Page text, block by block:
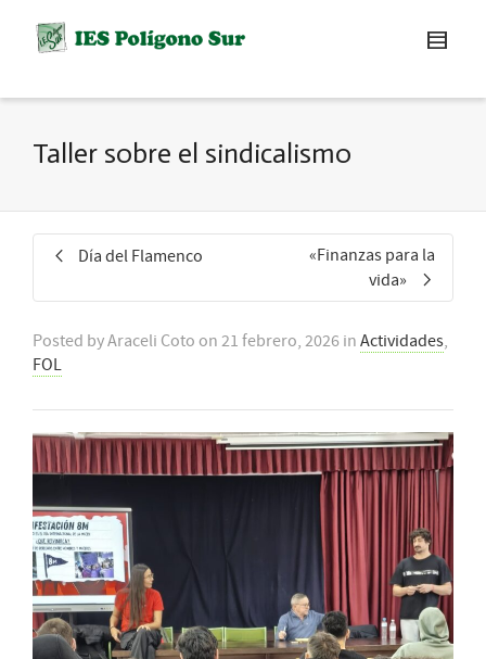
Taller sobre el sindicalismo
Día del Flamenco
«Finanzas para la
vida»
Posted byAraceli Coto on 21 febrero, 2026 in Actividades,
FOL